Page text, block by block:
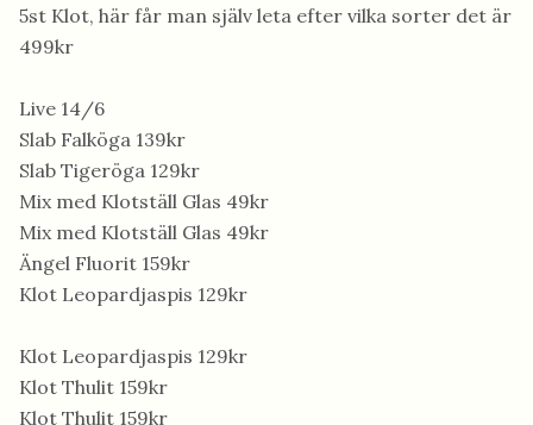
5st Klot, här får man själv leta efter vilka sorter det är
499kr
Live 14/6
Slab Falköga 139kr
Slab Tigeröga 129kr
Mix med Klotställ Glas 49kr
Mix med Klotställ Glas 49kr
Ängel Fluorit 159kr
Klot Leopardjaspis 129kr
Klot Leopardjaspis 129kr
Klot Thulit 159kr
Klot Thulit 159kr